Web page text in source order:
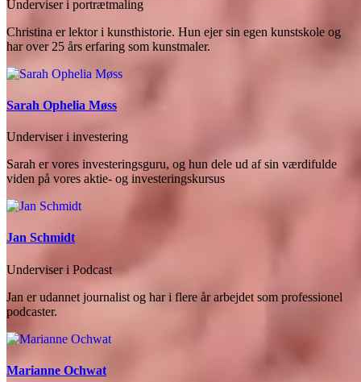
Underviser i portrætmaling
Christina er lektor i kunsthistorie. Hun ejer sin egen kunstskole og
har over 25 års erfaring som kunstmaler.
Sarah Ophelia Møss
Underviser i investering
Sarah er vores investeringsguru, og hun dele ud af sin værdifulde
viden på vores aktie- og investeringskursus
Jan Schmidt
Underviser i Podcast
Jan er udannet journalist og har i flere år arbejdet som professionel
podcaster.
Marianne Ochwat